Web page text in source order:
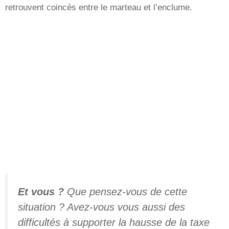
retrouvent coincés entre le marteau et l’enclume.
Et vous ? Que pensez-vous de cette
situation ? Avez-vous vous aussi des
difficultés à supporter la hausse de la taxe